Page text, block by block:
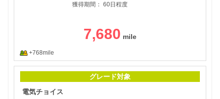
獲得期間： 60日程度
7,680
+768mile
グレード対象
電気チョイス